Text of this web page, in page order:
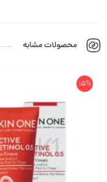
محصولات مشابه
15%